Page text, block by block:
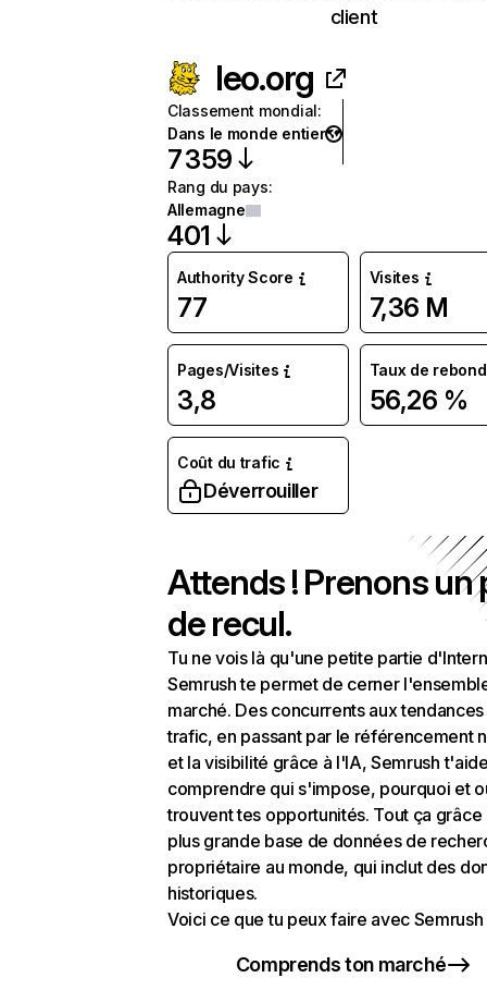
client
leo.org
Classement mondial:
Dans le monde entier
7 359
Rang du pays:
Allemagne
401
Authority Score
77
Visites
7,36 M
Pages/Visites
3,8
Taux de rebond
56,26 %
Coût du trafic
Déverrouiller
Attends ! Prenons un
de recul.
Tu ne vois là qu'une petite partie
Semrush te permet de cerner
marché. Des concurrents aux
trafic, en passant par le référencement
et la visibilité grâce à l'IA, Semrush
comprendre qui s'impose, pourquoi et
trouvent tes opportunités. Tout ça grâce
plus grande base de données de
propriétaire au monde, qui inclut des
historiques.
Voici ce que tu peux faire avec Semrush
Comprends ton marché